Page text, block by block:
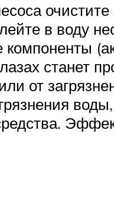
очистите
в воду
станет
от